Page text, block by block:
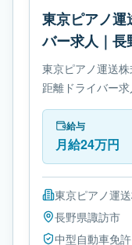
東京ピアノ運
バー求人｜長
東京ピアノ運送
距離ドライバー
す。勤務時間は-
型自動車免許です。
給与
月給24万円
東京ピアノ運
長野県諏訪市
中型自動車免許